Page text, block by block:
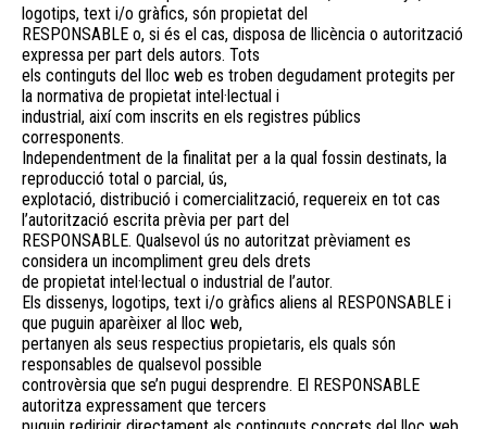
logotips, text i/o gràfics, són propietat del
RESPONSABLE o, si és el cas, disposa de llicència o autorització
expressa per part dels autors. Tots
els continguts del lloc web es troben degudament protegits per
la normativa de propietat intel·lectual i
industrial, així com inscrits en els registres públics
corresponents.
Independentment de la finalitat per a la qual fossin destinats, la
reproducció total o parcial, ús,
explotació, distribució i comercialització, requereix en tot cas
l’autorització escrita prèvia per part del
RESPONSABLE. Qualsevol ús no autoritzat prèviament es
considera un incompliment greu dels drets
de propietat intel·lectual o industrial de l’autor.
Els dissenys, logotips, text i/o gràfics aliens al RESPONSABLE i
que puguin aparèixer al lloc web,
pertanyen als seus respectius propietaris, els quals són
responsables de qualsevol possible
controvèrsia que se’n pugui desprendre. El RESPONSABLE
autoritza expressament que tercers